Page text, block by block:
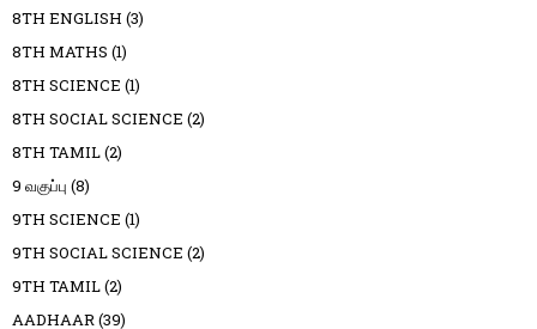
8TH ENGLISH (3)
8TH MATHS (1)
8TH SCIENCE (1)
8TH SOCIAL SCIENCE (2)
8TH TAMIL(2)
9 வகுப்பு (8)
9TH SCIENCE (1)
9TH SOCIAL SCIENCE (2)
9TH TAMIL(2)
AADHAAR(39)